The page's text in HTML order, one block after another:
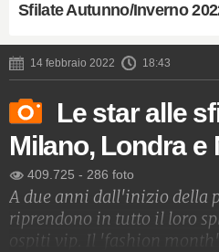
Sfilate Autunno/Inverno
14 febbraio 2022 18:43
Le star alle
Milano, Londra e
409.725 - 286 foto
A due anni dall'inizio della
riprendono in tutto il loro
ospiti vip. Il 'fashion